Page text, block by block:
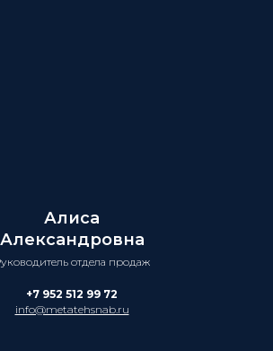
Алиса
Александровна
отдела продаж
+7 952 512 99 72
info@metatehsnab.ru